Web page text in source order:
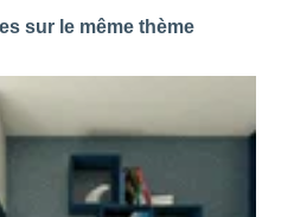
sur le même thème